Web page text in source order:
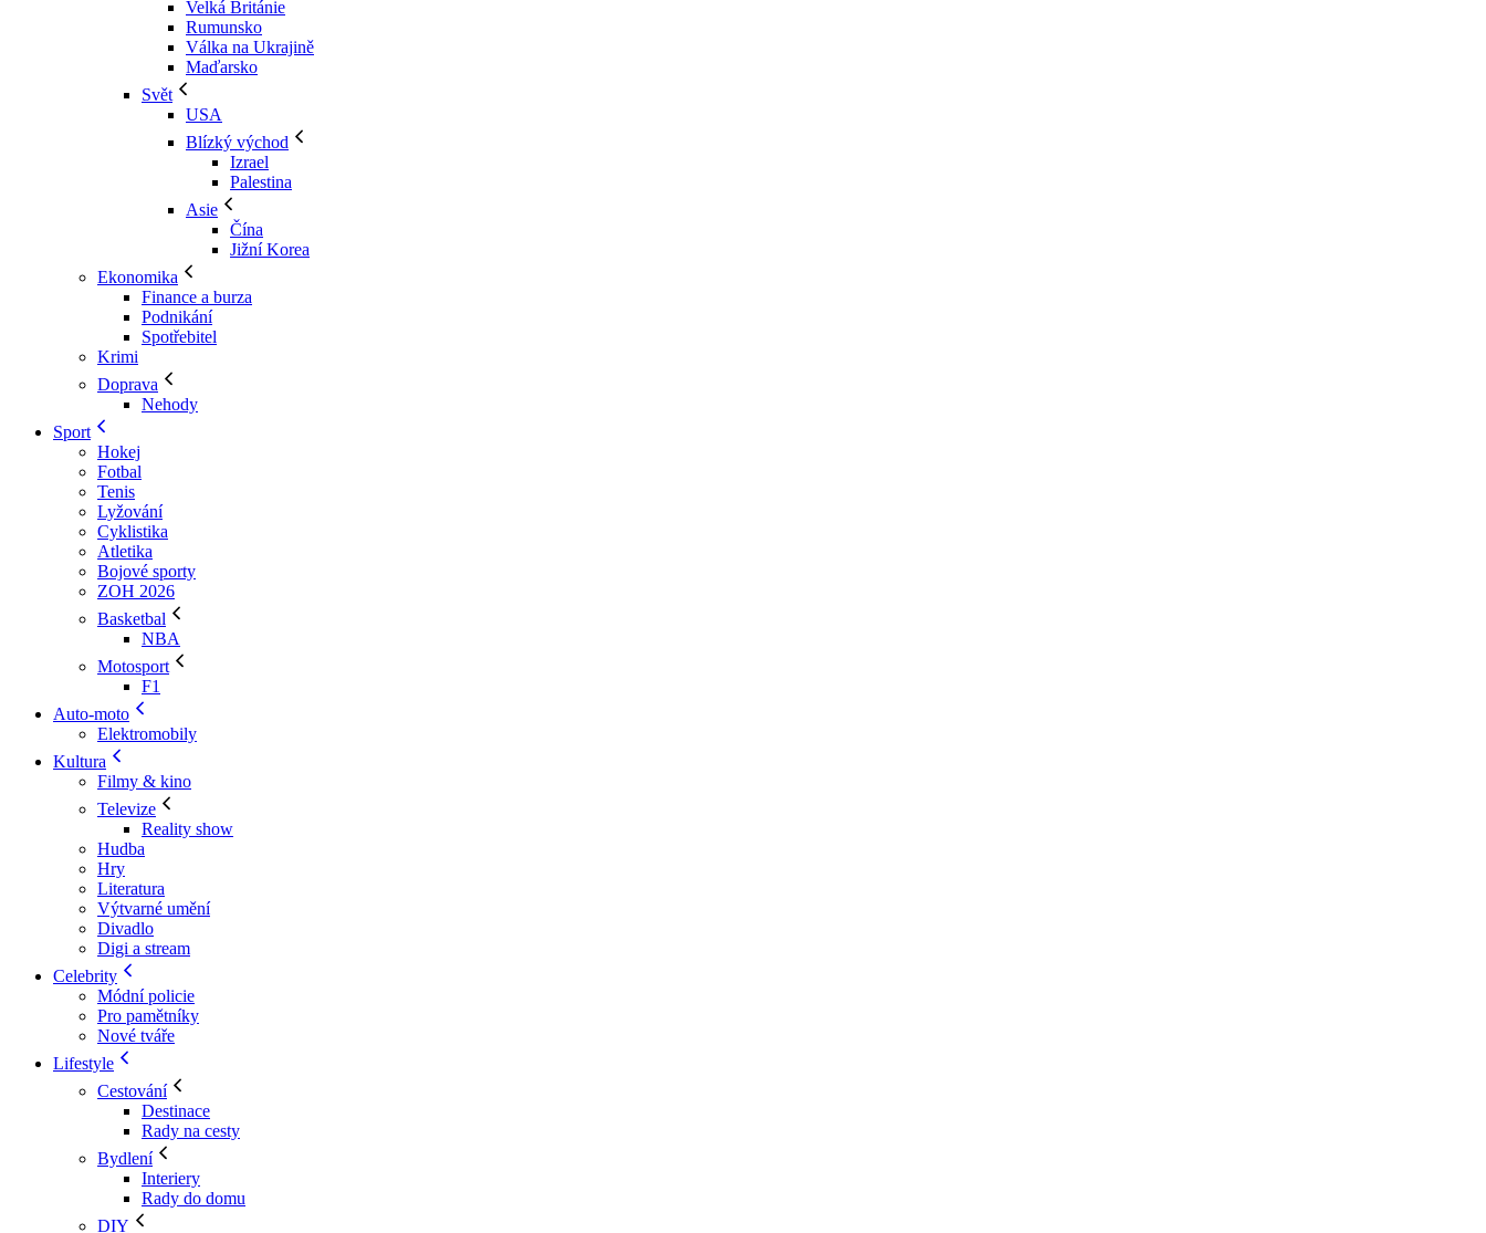
Velká Británie
Rumunsko
Válka na Ukrajině
Maďarsko
Svět
USA
Blízký východ
Izrael
Palestina
Asie
Čína
Jižní Korea
Ekonomika
Finance a burza
Podnikání
Spotřebitel
Krimi
Doprava
Nehody
Sport
Hokej
Fotbal
Tenis
Lyžování
Cyklistika
Atletika
Bojové sporty
ZOH 2026
Basketbal
NBA
Motosport
F1
Auto-moto
Elektromobily
Kultura
Filmy & kino
Televize
Reality show
Hudba
Hry
Literatura
Výtvarné umění
Divadlo
Digi a stream
Celebrity
Módní policie
Pro pamětníky
Nové tváře
Lifestyle
Cestování
Destinace
Rady na cesty
Bydlení
Interiery
Rady do domu
DIY